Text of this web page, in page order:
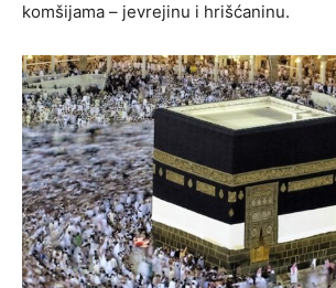
komšijama – jevrejinu i hrišćaninu.